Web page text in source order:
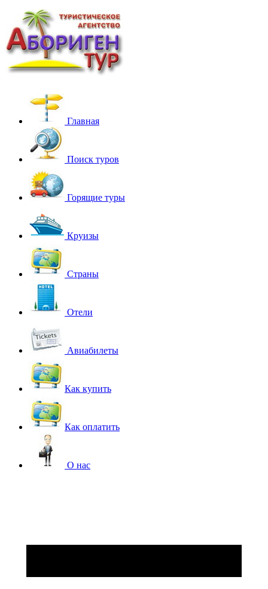
Главная
Поиск туров
Горящие туры
Круизы
Страны
Отели
Авиабилеты
Как купить
Как оплатить
О нас